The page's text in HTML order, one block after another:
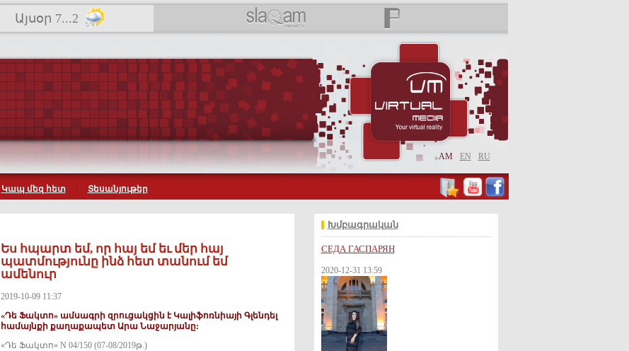
Այսօր 7...2
AM EN RU
Կապ մեզ հետ Տեսանյութեր
Ես հպարտ եմ, որ հայ եմ եւ մեր հայ
պատմությունը ինձ հետ տանում եմ
ամենուր
2019-10-09 11:37
«Դե Ֆակտո» ամսագրի զրուցակցին է Կալիֆոռնիայի Գլենդել
համայնքի քաղաքապետ Արա Նաջարյանը:
«Դե Ֆակտո» N 04/150 (07-08/2019թ.)
Խմբագրական
СЕДА ГАСПАРЯН
2020-12-31 13:59